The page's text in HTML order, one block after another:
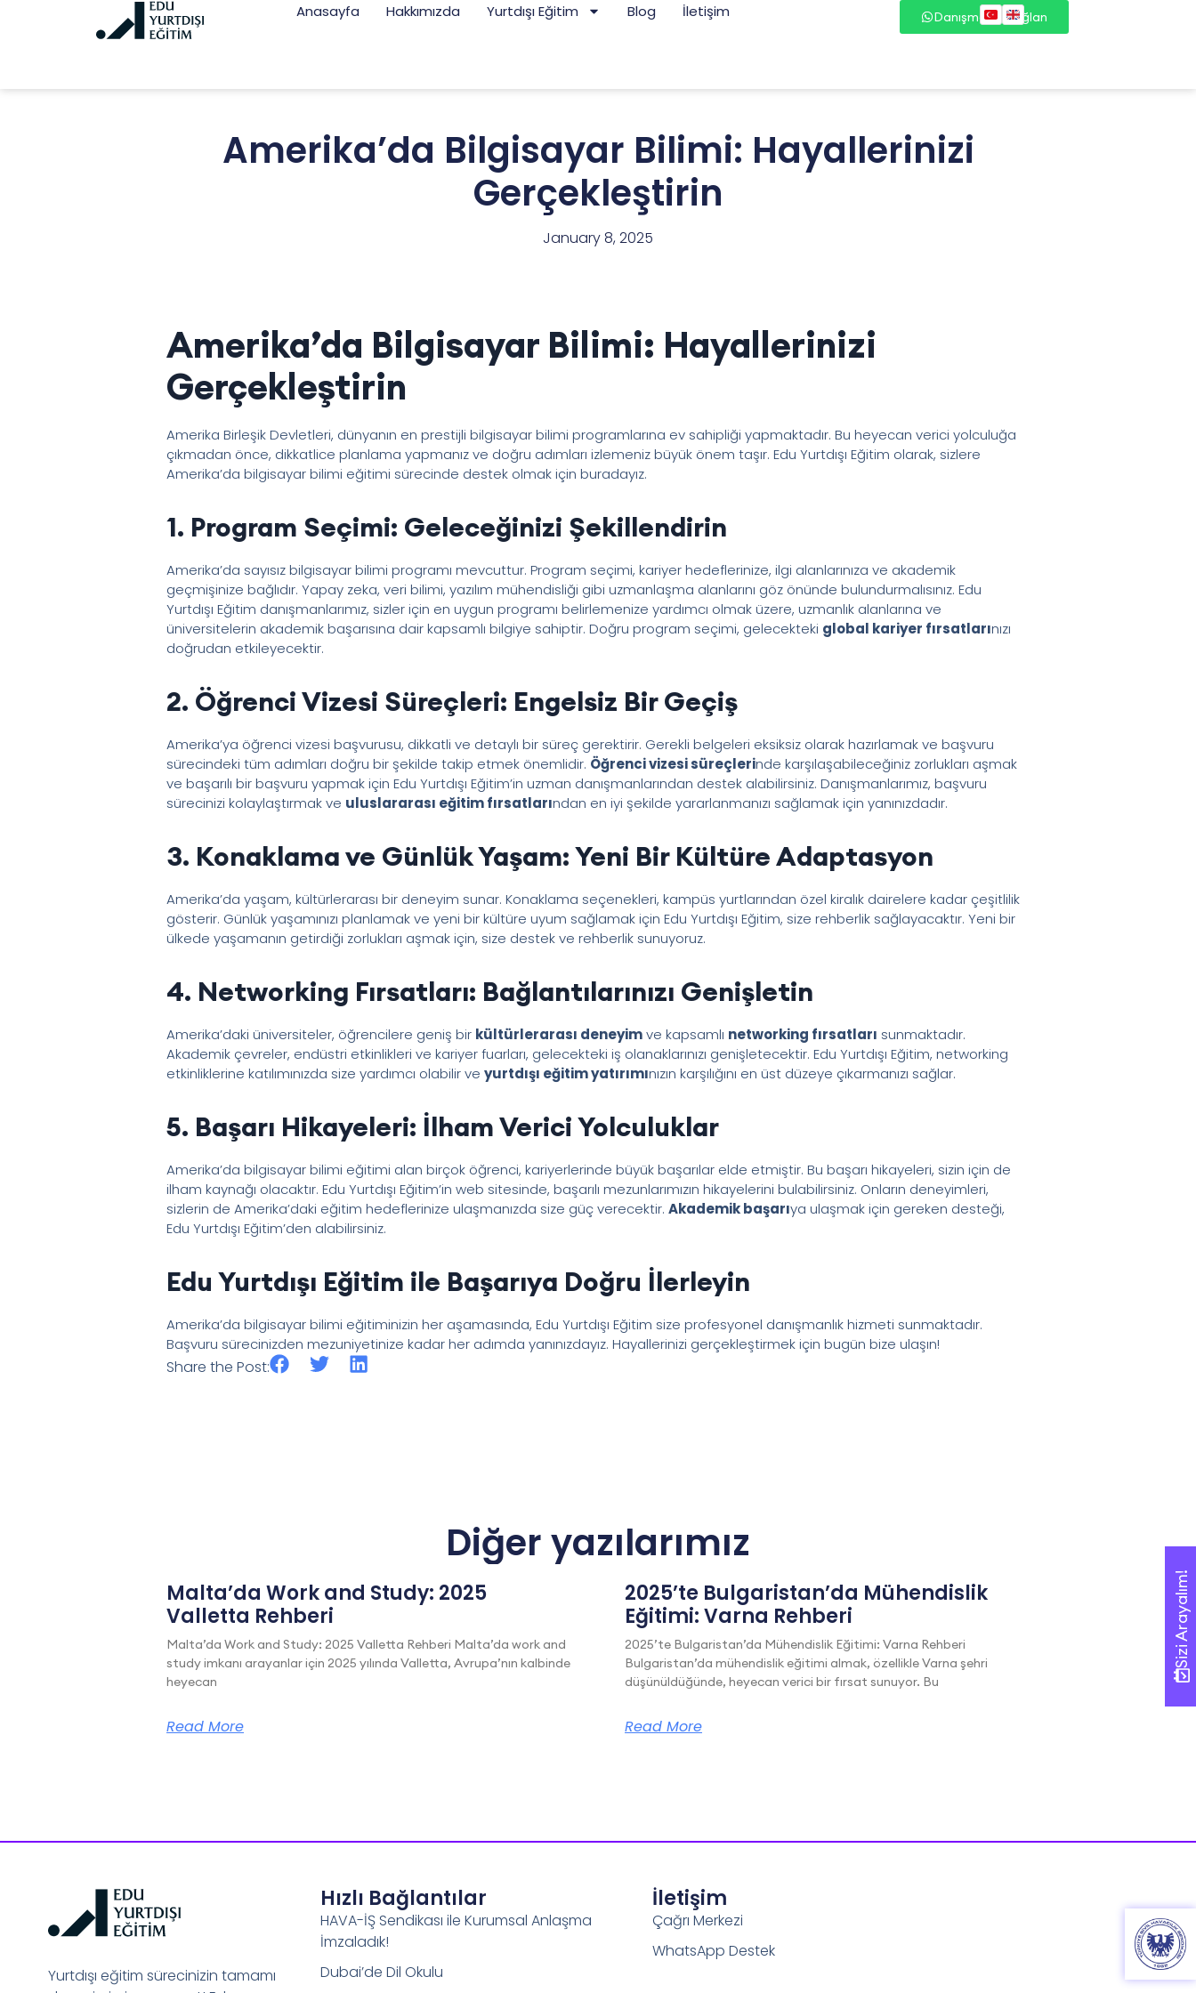
Anasayfa Hakkımızda Yurtdışı Eğitim Blog İletişim Danışmana Bağlan
Amerika’da Bilgisayar Bilimi: Hayallerinizi
Gerçekleştirin
January 8, 2025
Amerika’da Bilgisayar Bilimi: Hayallerinizi
Gerçekleştirin
Amerika Birleşik Devletleri, dünyanın en prestijli bilgisayar bilimi programlarına ev sahipliği yapmaktadır. Bu heyecan verici yolculuğa
çıkmadan önce, dikkatlice planlama yapmanız ve doğru adımları izlemeniz büyük önem taşır. Edu Yurtdışı Eğitim olarak, sizlere
Amerika’da bilgisayar bilimi eğitimi sürecinde destek olmak için buradayız.
1. Program Seçimi: Geleceğinizi Şekillendirin
Amerika’da sayısız bilgisayar bilimi programı mevcuttur. Program seçimi, kariyer hedeflerinize, ilgi alanlarınıza ve akademik
geçmişinize bağlıdır. Yapay zeka, veri bilimi, yazılım mühendisliği gibi uzmanlaşma alanlarını göz önünde bulundurmalısınız. Edu
Yurtdışı Eğitim danışmanlarımız, sizler için en uygun programı belirlemenize yardımcı olmak üzere, uzmanlık alanlarına ve
üniversitelerin akademik başarısına dair kapsamlı bilgiye sahiptir. Doğru program seçimi, gelecekteki global kariyer fırsatlarınızı
doğrudan etkileyecektir.
2. Öğrenci Vizesi Süreçleri: Engelsiz Bir Geçiş
Amerika’ya öğrenci vizesi başvurusu, dikkatli ve detaylı bir süreç gerektirir. Gerekli belgeleri eksiksiz olarak hazırlamak ve başvuru
sürecindeki tüm adımları doğru bir şekilde takip etmek önemlidir. Öğrenci vizesi süreçlerinde karşılaşabileceğiniz zorlukları aşmak
ve başarılı bir başvuru yapmak için Edu Yurtdışı Eğitim’in uzman danışmanlarından destek alabilirsiniz. Danışmanlarımız, başvuru
sürecinizi kolaylaştırmak ve uluslararası eğitim fırsatlarından en iyi şekilde yararlanmanızı sağlamak için yanınızdadır.
3. Konaklama ve Günlük Yaşam: Yeni Bir Kültüre Adaptasyon
Amerika’da yaşam, kültürlerarası bir deneyim sunar. Konaklama seçenekleri, kampüs yurtlarından özel kiralık dairelere kadar çeşitlilik
gösterir. Günlük yaşamınızı planlamak ve yeni bir kültüre uyum sağlamak için Edu Yurtdışı Eğitim, size rehberlik sağlayacaktır. Yeni bir
ülkede yaşamanın getirdiği zorlukları aşmak için, size destek ve rehberlik sunuyoruz.
4. Networking Fırsatları: Bağlantılarınızı Genişletin
Amerika’daki üniversiteler, öğrencilere geniş bir kültürlerarası deneyimve kapsamlı networking fırsatları sunmaktadır.
Akademik çevreler, endüstri etkinlikleri ve kariyer fuarları, gelecekteki iş olanaklarınızı genişletecektir. Edu Yurtdışı Eğitim, networking
etkinliklerine katılımınızda size yardımcı olabilir ve yurtdışı eğitim yatırımınızın karşılığını en üst düzeye çıkarmanızı sağlar.
5. Başarı Hikayeleri: İlham Verici Yolculuklar
Amerika’da bilgisayar bilimi eğitimi alan birçok öğrenci, kariyerlerinde büyük başarılar elde etmiştir. Bu başarı hikayeleri, sizin için de
ilham kaynağı olacaktır. Edu Yurtdışı Eğitim’in web sitesinde, başarılı mezunlarımızın hikayelerini bulabilirsiniz. Onların deneyimleri,
sizlerin de Amerika’daki eğitim hedeflerinize ulaşmanızda size güç verecektir. Akademik başarıya ulaşmak için gereken desteği,
Edu Yurtdışı Eğitim’den alabilirsiniz.
Edu Yurtdışı Eğitim ile Başarıya Doğru İlerleyin
Amerika’da bilgisayar bilimi eğitiminizin her aşamasında, Edu Yurtdışı Eğitim size profesyonel danışmanlık hizmeti sunmaktadır.
Başvuru sürecinizden mezuniyetinize kadar her adımda yanınızdayız. Hayallerinizi gerçekleştirmek için bugün bize ulaşın!
Share the Post:
Diğer yazılarımız
Malta’da Work and Study: 2025
Valletta Rehberi
Malta’da Work and Study: 2025 Valletta Rehberi Malta’da work and
study imkanı arayanlar için 2025 yılında Valletta, Avrupa’nın kalbinde
heyecan
Read More
2025’te Bulgaristan’da Mühendislik
Eğitimi: Varna Rehberi
2025’te Bulgaristan’da Mühendislik Eğitimi: Varna Rehberi
Bulgaristan’da mühendislik eğitimi almak, özellikle Varna şehri
düşünüldüğünde, heyecan verici bir fırsat sunuyor. Bu
Read More
Sizi Arayalım!
Sizi Arayalım!
Yurtdışı eğitim sürecinizin tamamı
Hızlı Bağlantılar
HAVA-İŞ Sendikası ile Kurumsal Anlaşma
İmzaladık!
Dubai’de Dil Okulu
İletişim
Çağrı Merkezi
WhatsApp Destek